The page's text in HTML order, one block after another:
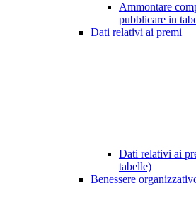
Ammontare
pubblicare in
Dati relativi ai premi
Dati relativi ai
tabelle)
Benessere